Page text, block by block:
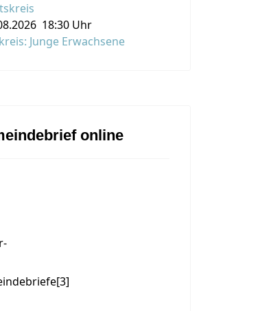
18:30 Uhr
Junge Erwachsene
online
[3]